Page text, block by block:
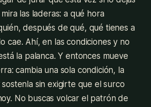
las laderas: a qué hora
después de qué, qué tienes a
cae. Ahí, en las condiciones y no
la palanca. Y entonces mueve
cambia una sola condición, la
sin exigirte que el surco
No buscas volcar el patrón de